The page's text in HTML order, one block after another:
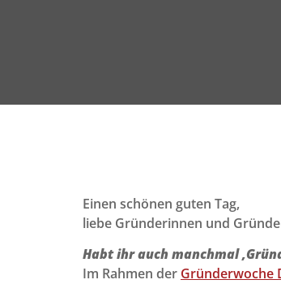
Einen schönen guten Tag,
liebe Gründerinnen und
Habt ihr auch manchmal
Im Rahmen der Gründerwoche